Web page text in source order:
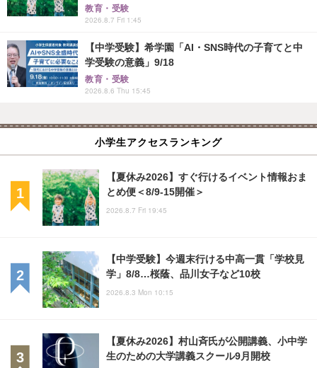
教育・受験
2026.8.7 Fri 1:45
【中学受験】希学園「AI・SNS時代の子育てと中
学受験の意義」9/18
教育・受験
2026.8.6 Thu 15:45
小学生アクセスランキング
【夏休み2026】すぐ行けるイベント情報おま
とめ便＜8/9-15開催＞
2026.8.7 Fri 19:45
【中学受験】今週末行ける中高一貫「学校見
学」8/8…桜蔭、品川女子など10校
2026.8.3 Mon 10:15
【夏休み2026】村山斉氏が公開講義、小中学
生のための大学講義スクール9月開校